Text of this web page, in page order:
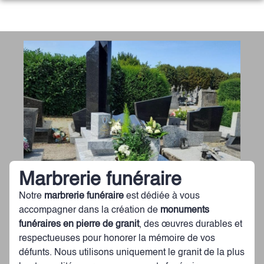
ORGANISER DES OBSÈQUES
PRÉVOIR SES OBSÈQUES
MONUMENTS FUNÉRAIRES
SERVICES AUX FAMILLES
NOTRE AGENCE
NOTRE CHAMBRE FUNERAIRE
ESPACES HOMMAGES
Marbrerie funéraire
Notre marbrerie funéraire est dédiée à vous
accompagner dans la création de monuments
funéraires en pierre de granit, des œuvres durables et
respectueuses pour honorer la mémoire de vos
défunts. Nous utilisons uniquement le granit de la plus